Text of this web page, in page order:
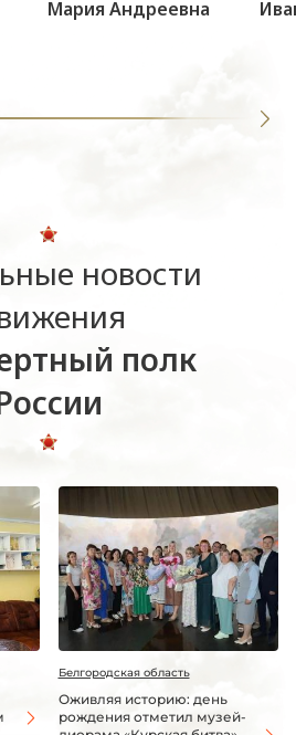
Мария Андреевна
новости
полк
Белгородская область
Оживляя историю: день
рождения отметил музей-